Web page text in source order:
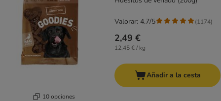
10 opciones
2,49 €
12,45 € / kg
Valorar: 4.7/5 (1174)
Añadir a la cesta